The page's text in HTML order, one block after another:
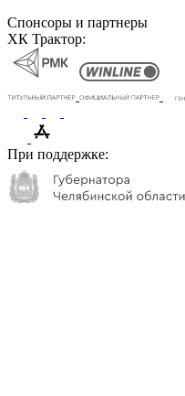
Спонсоры и партнеры
ХК Трактор:
При поддержке: